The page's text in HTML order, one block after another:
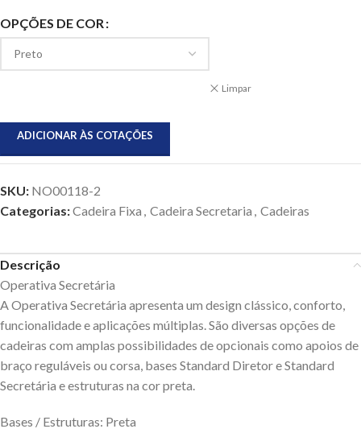
OPÇÕES DE COR
Limpar
ADICIONAR ÀS COTAÇÕES
SKU: NO00118-2
Categorias:Cadeira Fixa , Cadeira Secretaria , Cadeiras
Descrição
Operativa Secretária
A Operativa Secretária apresenta um design clássico, conforto,
funcionalidade e aplicações múltiplas. São diversas opções de
cadeiras com amplas possibilidades de opcionais como apoios de
braço reguláveis ou corsa, bases Standard Diretor e Standard
Secretária e estruturas na cor preta.
Bases / Estruturas: Preta